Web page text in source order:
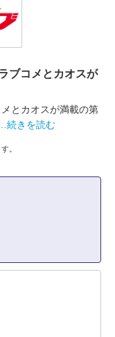
ブコメとカオスが
とカオスが満載の第
…続きを読む
。